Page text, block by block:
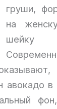
груши,
на
авокадо